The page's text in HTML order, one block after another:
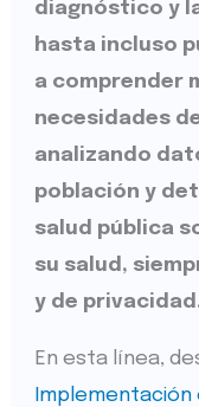
diagnóstico y
hasta incluso
a comprender
necesidades
analizando
población y
salud pública
su salud,
y de
En esta línea,
Implementación